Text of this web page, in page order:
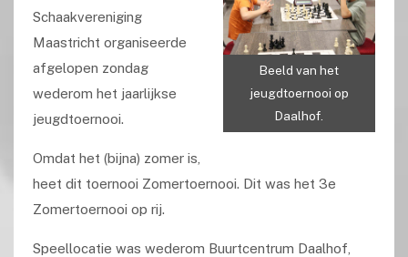
Beeld van het
jeugdtoernooi op
Daalhof.
Schaakvereniging
Maastricht organiseerde
afgelopen zondag
wederom het jaarlijkse
jeugdtoernooi.
Omdat het (bijna) zomer is,
heet dit toernooi Zomertoernooi. Dit was het 3e
Zomertoernooi op rij.
Speellocatie was wederom Buurtcentrum Daalhof,